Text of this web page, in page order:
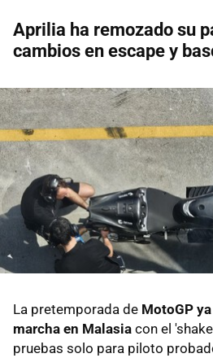
Aprilia ha remozado su
cambios en escape y
La pretemporada de MotoGP
marcha en Malasia con el
pruebas solo para piloto